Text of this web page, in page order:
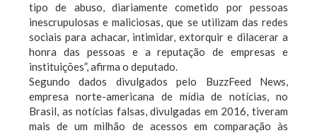
tipo de abuso, diariamente cometido por pessoas
inescrupulosas e maliciosas, que se utilizam das redes
sociais para achacar, intimidar, extorquir e dilacerar a
honra das pessoas e a reputação de empresas e
instituições”, afirma o deputado.
Segundo dados divulgados pelo BuzzFeed News,
empresa norte-americana de mídia de notícias, no
Brasil, as notícias falsas, divulgadas em 2016, tiveram
mais de um milhão de acessos em comparação às